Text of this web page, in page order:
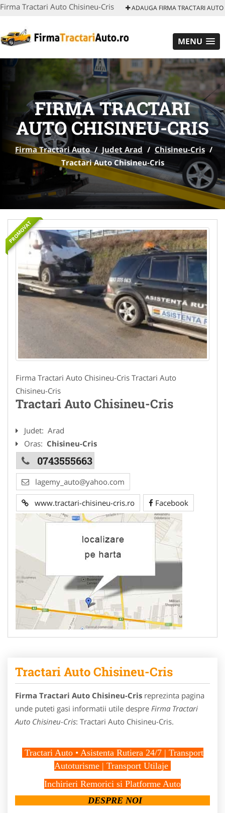
Firma Tractari Auto Chisineu-Cris ADAUGA FIRMA TRACTARI AUTO
MENU
FIRMA TRACTARI
AUTO CHISINEU-CRIS
Firma Tractari Auto / Judet Arad / Chisineu-Cris /
Tractari Auto Chisineu-Cris
PROMOVAT
Firma Tractari Auto Chisineu-Cris Tractari Auto
Chisineu-Cris
Tractari Auto Chisineu-Cris
Judet: Arad
Oras: Chisineu-Cris
0743555663
lagemy_auto@yahoo.com
www.tractari-chisineu-cris.ro Facebook
Tractari Auto Chisineu-Cris
Firma Tractari Auto Chisineu-Cris reprezinta pagina
unde puteti gasi informatii utile despre Firma Tractari
Auto Chisineu-Cris: Tractari Auto Chisineu-Cris.
Tractari Auto • Asistenta Rutiera 24/7 | Transport
Autoturisme | Transport Utilaje
Inchirieri Remorici si Platforme Auto
DESPRE NOI